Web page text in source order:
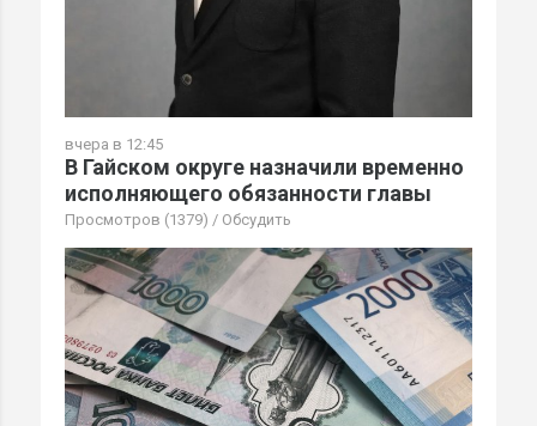
вчера в 12:45
В Гайском округе назначили временно
исполняющего обязанности главы
Просмотров (1379) / Обсудить